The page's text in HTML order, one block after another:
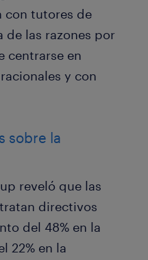
con tutores de
de las razones por
centrarse en
y con
sobre la
reveló que las
directivos
del 48% en la
22% en la